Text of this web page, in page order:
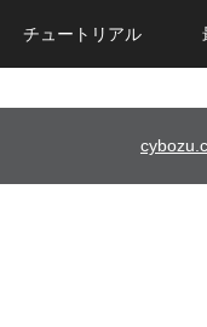
チュートリアル